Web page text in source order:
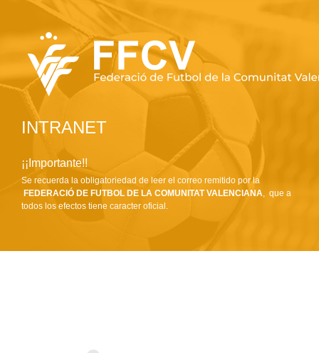
INTRANET
¡¡Importante!!
Se recuerda la obligatoriedad de leer el correo remitido por la
FEDERACIÓ DE FUTBOL DE LA COMUNITAT VALENCIANA, que a
todos los efectos tiene caracter oficial.